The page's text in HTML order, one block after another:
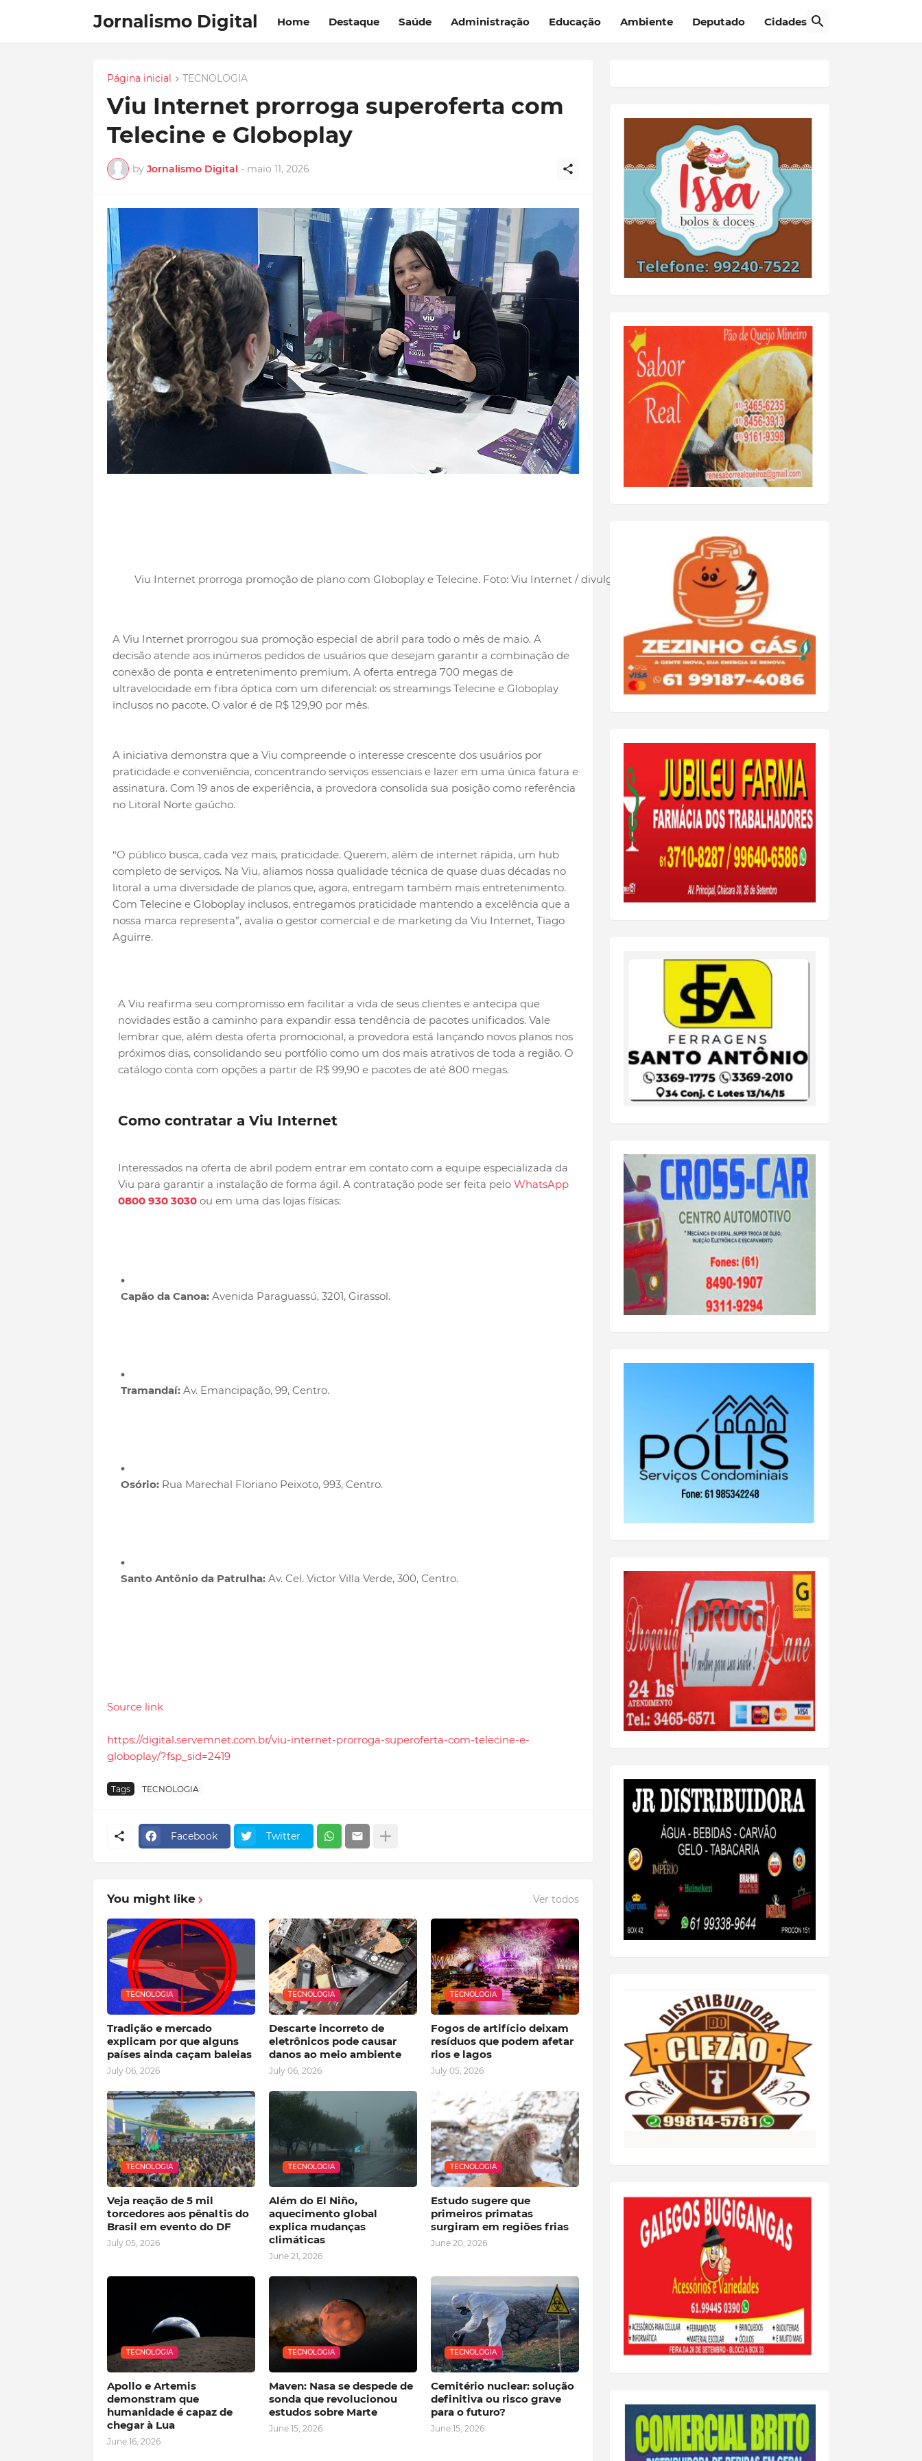
Jornalismo Digital Home Destaque Saúde Administração Educação Ambiente Deputado Cidades
Página inicial TECNOLOGIA
Viu Internet prorroga superoferta com
Telecine e Globoplay
by Jornalismo Digital - maio 11, 2026
Viu Internet prorroga promoção de plano com Globoplay e Telecine. Foto: Viu Internet / divulgação
A Viu Internet prorrogou sua promoção especial de abril para todo o mês de maio. A
decisão atende aos inúmeros pedidos de usuários que desejam garantir a combinação de
conexão de ponta e entretenimento premium. A oferta entrega 700 megas de
ultravelocidade em fibra óptica com um diferencial: os streamings Telecine e Globoplay
inclusos no pacote. O valor é de R$ 129,90 por mês.
A iniciativa demonstra que a Viu compreende o interesse crescente dos usuários por
praticidade e conveniência, concentrando serviços essenciais e lazer em uma única fatura e
assinatura. Com 19 anos de experiência, a provedora consolida sua posição como referência
no Litoral Norte gaúcho.
“O público busca, cada vez mais, praticidade. Querem, além de internet rápida, um hub
completo de serviços. Na Viu, aliamos nossa qualidade técnica de quase duas décadas no
litoral a uma diversidade de planos que, agora, entregam também mais entretenimento.
Com Telecine e Globoplay inclusos, entregamos praticidade mantendo a excelência que a
nossa marca representa”, avalia o gestor comercial e de marketing da Viu Internet, Tiago
Aguirre.
A Viu reafirma seu compromisso em facilitar a vida de seus clientes e antecipa que
novidades estão a caminho para expandir essa tendência de pacotes unificados. Vale
lembrar que, além desta oferta promocional, a provedora está lançando novos planos nos
próximos dias, consolidando seu portfólio como um dos mais atrativos de toda a região. O
catálogo conta com opções a partir de R$ 99,90 e pacotes de até 800 megas.
Como contratar a Viu Internet
Interessados na oferta de abril podem entrar em contato com a equipe especializada da
Viu para garantir a instalação de forma ágil. A contratação pode ser feita pelo WhatsApp
0800 930 3030ou em uma das lojas físicas:
Capão da Canoa:Avenida Paraguassú, 3201, Girassol.
Tramandaí:Av. Emancipação, 99, Centro.
Osório:Rua Marechal Floriano Peixoto, 993, Centro.
Santo Antônio da Patrulha:Av. Cel. Victor Villa Verde, 300, Centro.
Source link
https://digital.servemnet.com.br/viu-internet-prorroga-superoferta-com-telecine-e-
globoplay/?fsp_sid=2419
Tags TECNOLOGIA
Facebook Twitter
You might like Ver todos
TECNOLOGIA
Tradição e mercado
explicam por que alguns
países ainda caçam baleias
July 06, 2026
TECNOLOGIA
Descarte incorreto de
eletrônicos pode causar
danos ao meio ambiente
July 06, 2026
TECNOLOGIA
Fogos de artifício deixam
resíduos que podem afetar
rios e lagos
July 05, 2026
TECNOLOGIA
Veja reação de 5 mil
torcedores aos pênaltis do
Brasil em evento do DF
July 05, 2026
TECNOLOGIA
Além do El Niño,
aquecimento global
explica mudanças
climáticas
June 21, 2026
TECNOLOGIA
Estudo sugere que
primeiros primatas
surgiram em regiões frias
June 20, 2026
TECNOLOGIA
Apollo e Artemis
demonstram que
humanidade é capaz de
chegar à Lua
June 16, 2026
TECNOLOGIA
Maven: Nasa se despede de
sonda que revolucionou
estudos sobre Marte
June 15, 2026
TECNOLOGIA
Cemitério nuclear: solução
definitiva ou risco grave
para o futuro?
June 15, 2026